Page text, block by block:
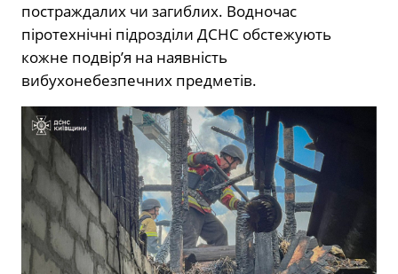
постраждалих чи загиблих. Водночас
піротехнічні підрозділи ДСНС обстежують
кожне подвір’я на наявність
вибухонебезпечних предметів.